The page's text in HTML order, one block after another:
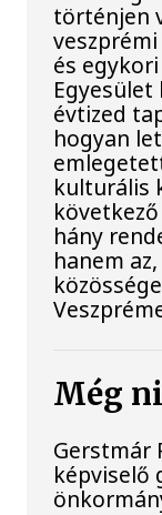
történjen
és
évtized
hogyan
kulturális
hány
hanem
Még
Gerstmár
képviselő